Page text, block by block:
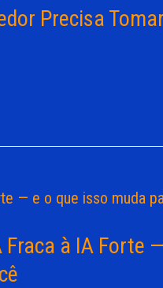
Precisa
à IA Forte